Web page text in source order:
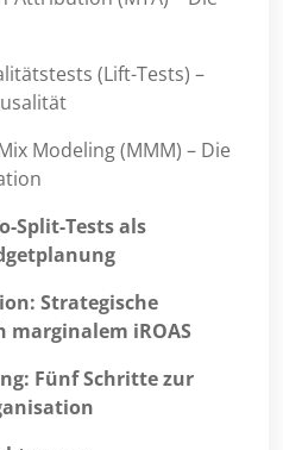
(Lift-Tests) –
Modeling (MMM) – Die
Split-Tests als
Strategische
marginalem iROAS
Fünf Schritte zur